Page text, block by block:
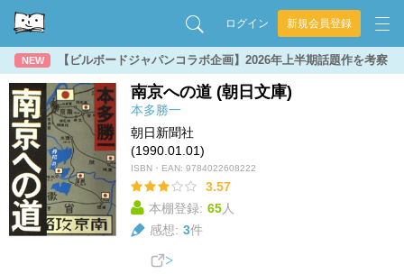
ログイン 新規会員登録
NEW 【ビルボードジャパンコラボ企画】2026年上半期話題作を考察
南京への道 (朝日文庫)
本多勝一
朝日新聞社
(1990.01.01)
ISBN・EAN: 9784022608222
3.57
本棚登録: 65人
感想: 3件